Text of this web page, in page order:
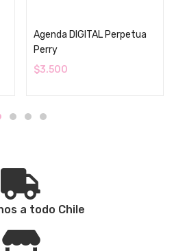
Agenda DIGITAL Perpetua
Perry
$3.500
a todo Chile